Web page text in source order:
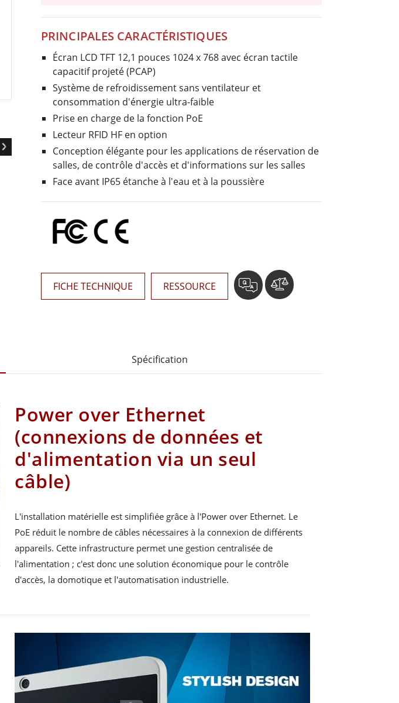
Ordinateur IA
Mobilité Edge AI
Panneau PC Edge AI
Ordinateurs Edge AI
Acier inoxydable
Panneau PC en acier inoxydable
PRINCIPALES CARACTÉRISTIQUES
Écran LCD TFT 12,1 pouces 1024 x 768 avec écran tactile
capacitif projeté (PCAP)
Système de refroidissement sans ventilateur et
consommation d'énergie ultra-faible
Prise en charge de la fonction PoE
Lecteur RFID HF en option
Conception élégante pour les applications de réservation de
salles, de contrôle d'accès et d'informations sur les salles
Face avant IP65 étanche à l'eau et à la poussière
FICHE TECHNIQUE RESSOURCE
Spécification
Power over Ethernet
(connexions de données et
d'alimentation via un seul
câble)
L'installation matérielle est simplifiée grâce à l'Power over Ethernet. Le
PoE réduit le nombre de câbles nécessaires à la connexion de différents
appareils. Cette infrastructure permet une gestion centralisée de
l'alimentation ; c'est donc une solution économique pour le contrôle
d'accès, la domotique et l'automatisation industrielle.